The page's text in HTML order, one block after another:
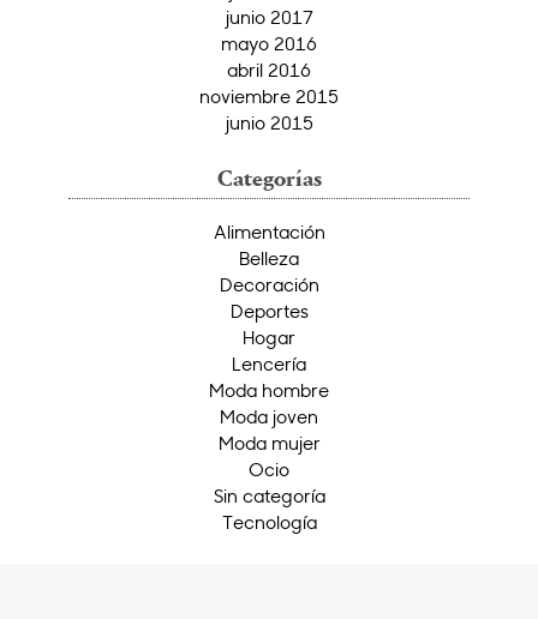
junio 2017
mayo 2016
abril 2016
noviembre 2015
junio 2015
Categorías
Alimentación
Belleza
Decoración
Deportes
Hogar
Lencería
Moda hombre
Moda joven
Moda mujer
Ocio
Sin categoría
Tecnología